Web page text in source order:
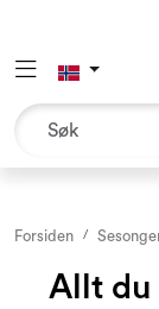
Toggle navigation
Forsiden
Allt du
Interiør og
Utemiljø
Emballasje